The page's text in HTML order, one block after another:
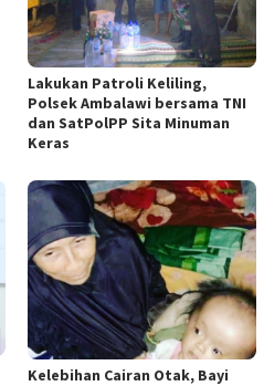
Lakukan Patroli Keliling,
Polsek Ambalawi bersama TNI
dan SatPolPP Sita Minuman
Keras
Kelebihan Cairan Otak, Bayi